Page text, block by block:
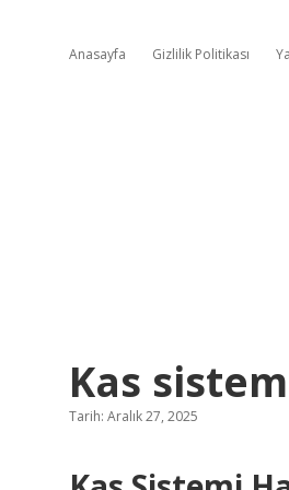
Anasayfa Gizlilik Politikası
Kas
Tarih: Aralık 27, 2025